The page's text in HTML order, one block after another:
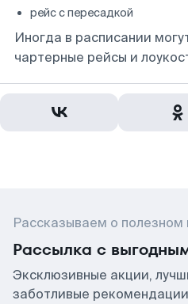
рейс с пересадкой
Иногда в расписании
чартерные рейсы и
Рассказываем о полезном
Рассылка с
Эксклюзивные акции,
заботливые